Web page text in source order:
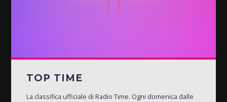
TOP TIME
La classifica ufficiale di Radio Time. Ogni domenica dalle